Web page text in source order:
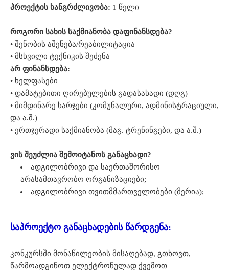
პროექტის ხანგრძლივობა: 1 წელი
როგორი სახის საქმიანობა დაფინანსდება?
• შენობის აშენება/რეაბილიტაცია
• მსხვილი ტექნიკის შეძენა
არ ფინანსდება:
• ხელფასები
• დამატებითი ღირებულების გადასახადი (დღგ)
• მიმდინარე ხარჯები (კომუნალური, ადმინისტრაციული,
და ა.შ.)
• ერთჯერადი საქმიანობა (მაგ. ტრენინგები, და ა.შ.)
ვის შეუძლია შემოიტანოს განაცხადი?
ადგილობრივი და საერთაშორისო
არასამთავრობო ორგანიზაციები;
ადგილობრივი თვითმმართველობები (მერია);
საპროექტო განაცხადების წარდგენა:
კონკურსში მონაწილეობის მისაღებად, გთხოვთ,
წარმოადგინოთ ელექტრონულად ქვემოთ